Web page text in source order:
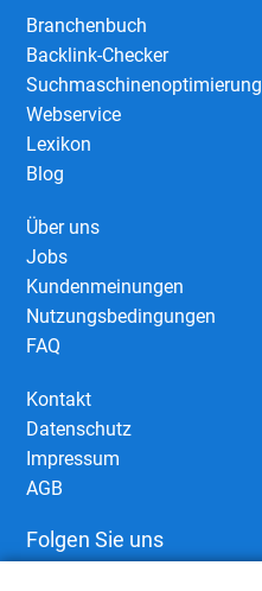
Branchenbuch
Backlink-Checker
Suchmaschinenoptimierung
Webservice
Lexikon
Blog
Über uns
Jobs
Kundenmeinungen
Nutzungsbedingungen
FAQ
Kontakt
Datenschutz
Impressum
AGB
Folgen Sie uns